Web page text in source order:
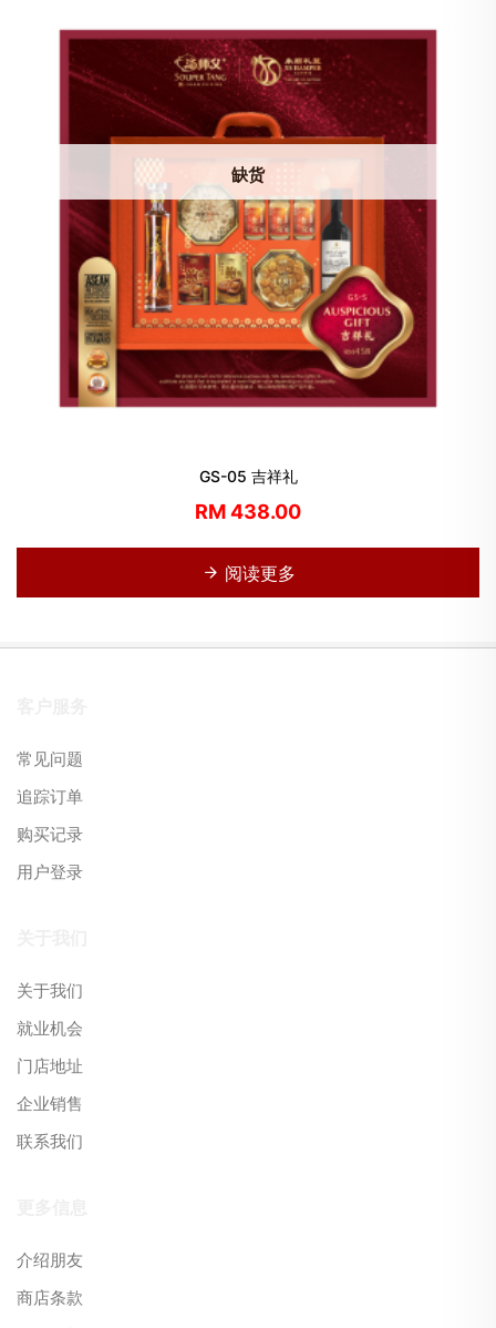
缺货
GS-05 吉祥礼
RM 438.00
阅读更多
常见问题
追踪订单
购买记录
用户登录
关于我们
就业机会
门店地址
企业销售
联系我们
介绍朋友
商店条款